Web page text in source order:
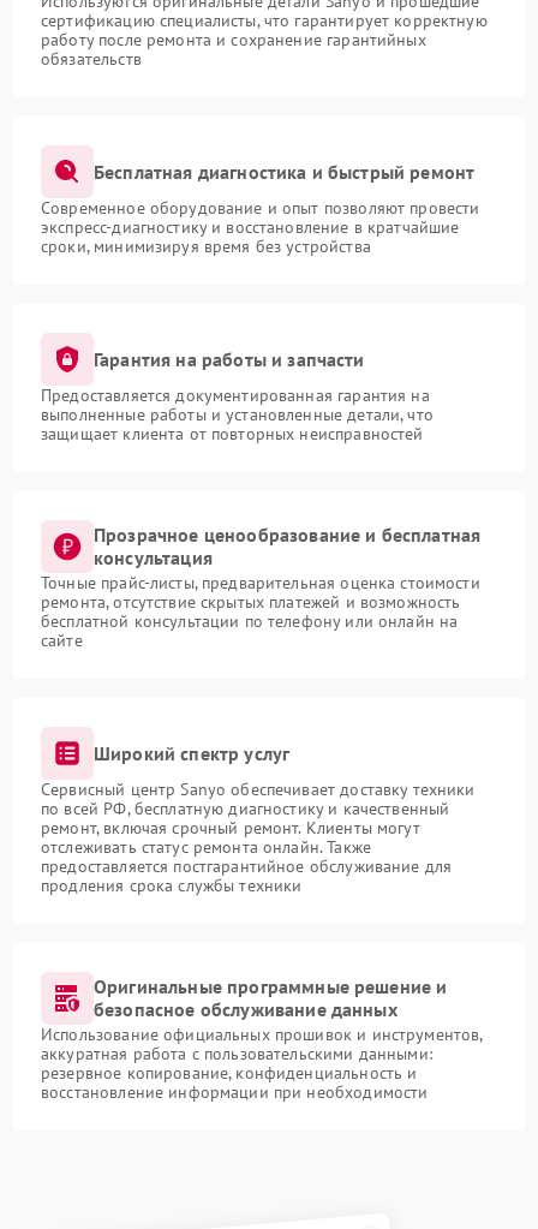
сертификацию специалисты, что гарантирует корректную
работу после ремонта и сохранение гарантийных
обязательств
Бесплатная диагностика и быстрый ремонт
Современное оборудование и опыт позволяют провести
экспресс-диагностику и восстановление в кратчайшие
сроки, минимизируя время без устройства
Гарантия на работы и запчасти
Предоставляется документированная гарантия на
выполненные работы и установленные детали, что
защищает клиента от повторных неисправностей
Прозрачное ценообразование и бесплатная
консультация
Точные прайс-листы, предварительная оценка стоимости
ремонта, отсутствие скрытых платежей и возможность
бесплатной консультации по телефону или онлайн на
сайте
Широкий спектр услуг
Сервисный центр Sanyo обеспечивает доставку техники
по всей РФ, бесплатную диагностику и качественный
ремонт, включая срочный ремонт. Клиенты могут
отслеживать статус ремонта онлайн. Также
предоставляется постгарантийное обслуживание для
продления срока службы техники
Оригинальные программные решение и
безопасное обслуживание данных
Использование официальных прошивок и инструментов,
аккуратная работа с пользовательскими данными:
резервное копирование, конфиденциальность и
восстановление информации при необходимости